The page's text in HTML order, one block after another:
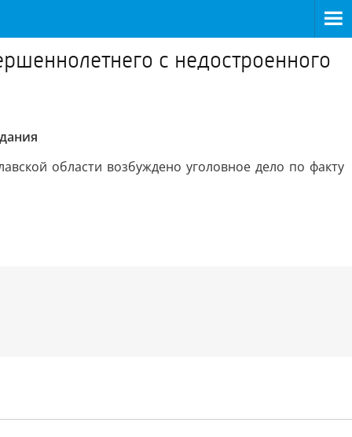
с недостроенного
области возбуждено уголовное дело по факту